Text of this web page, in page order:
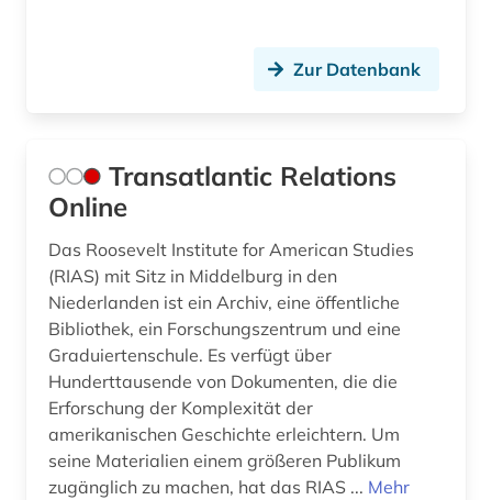
Zur Datenbank
Transatlantic Relations
Online
Das Roosevelt Institute for American Studies
(RIAS) mit Sitz in Middelburg in den
Niederlanden ist ein Archiv, eine öffentliche
Bibliothek, ein Forschungszentrum und eine
Graduiertenschule. Es verfügt über
Hunderttausende von Dokumenten, die die
Erforschung der Komplexität der
amerikanischen Geschichte erleichtern. Um
seine Materialien einem größeren Publikum
zugänglich zu machen, hat das RIAS ... Mehr